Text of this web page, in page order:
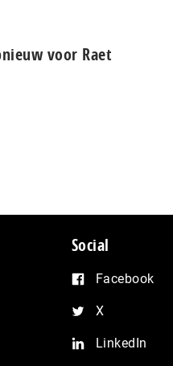
voor Raet
Social
Facebook
X
LinkedIn